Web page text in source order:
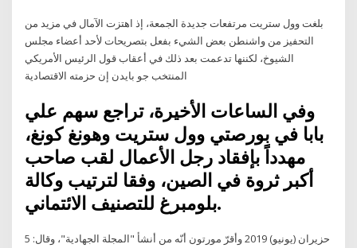
بلغت وول ستريت مرتفعات جديدة الجمعة، إذ اهتزت الآمال في مزيد من
التحفيز من واشنطن بعض الشيء بفعل بتصريحات لأحد أعضاء مجلس
الشيوخ، لكننها تدعمت بعد ذلك في أعقاب قول الرئيس الأمريكي
المنتخب جو بايدن إن حزمته الاقتصادية
وفي الساعات الأخيرة، تراجع سهم علي
بابا في بورصتي وول ستريت وهونغ كونغ،
مهدداً بإفقاد رجل الأعمال لقب صاحب
أكبر ثروة في الصين، وفقا لترتيب وكالة
بلومبرغ للتصنيف الائتماني.
5 حزيران (يونيو) 2019 وأقرّ مورتون أنّه من أنشأ "المجلة الجهادية"، وقال: